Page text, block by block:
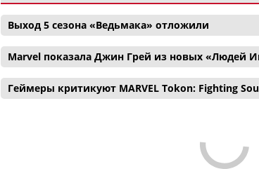
Выход 5 сезона «Ведьмака» отложили
Marvel показала Джин Грей из новых «Людей
Геймеры критикуют MARVEL Tokon: Fighting